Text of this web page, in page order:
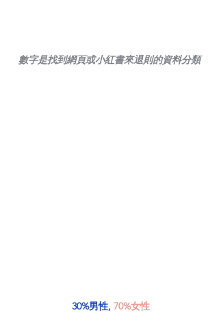
數字是找到網頁或小紅書來退則的資料分類
30%男性, 70%女性